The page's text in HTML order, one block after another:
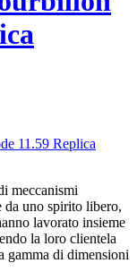
11.59 Replica
meccanismi
da uno spirito libero,
lavorato insieme
la loro clientela
gamma di dimensioni